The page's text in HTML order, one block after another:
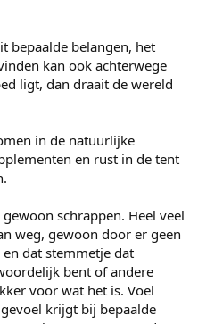
bepaalde belangen, het
kan ook achterwege
ligt, dan draait de wereld
in de natuurlijke
en rust in de tent
schrappen. Heel veel
weg, gewoon door er geen
dat stemmetje dat
bent of andere
voor wat het is. Voel
krijgt bij bepaalde